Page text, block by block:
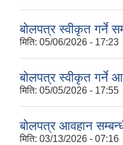
बोलपत्र स्वीकृत गर्ने
मिति: 05/06/2026 - 17:23
बोलपत्र स्वीकृत गर्ने
मिति: 05/05/2026 - 17:55
बोलपत्र आवहान
मिति: 03/13/2026 - 07:16